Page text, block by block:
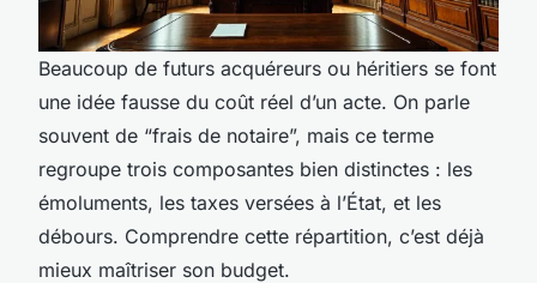
Beaucoup de futurs acquéreurs ou héritiers se font
une idée fausse du coût réel d’un acte. On parle
souvent de “frais de notaire”, mais ce terme
regroupe trois composantes bien distinctes : les
émoluments, les taxes versées à l’État, et les
débours. Comprendre cette répartition, c’est déjà
mieux maîtriser son budget.